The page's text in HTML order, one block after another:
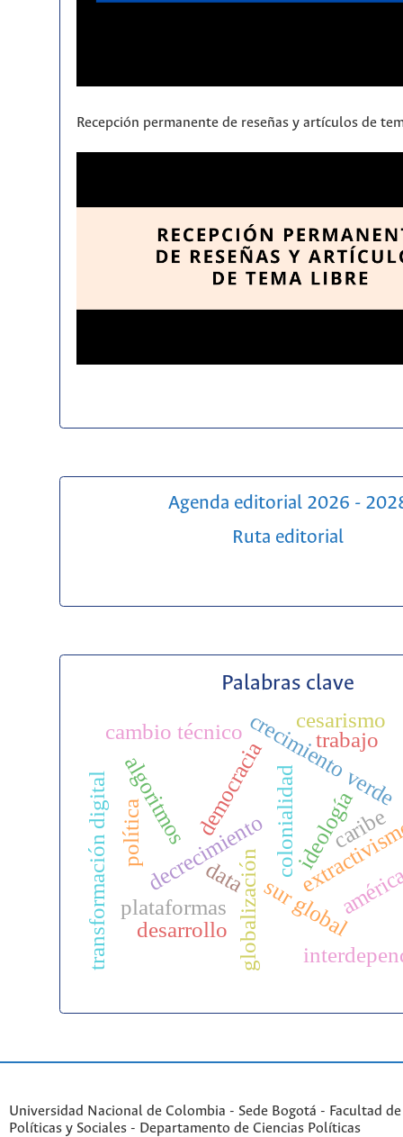
Recepción permanente de reseñas y artículos de
Agenda editorial 2026 -
Ruta editorial
Palabras clave
decrecimiento
sur global
colonialidad
crecimiento verde
globalización
ideología
democracia
cambio técnico trabajo
data
algoritmos
plataformas
política
transformación digital
cesarismo
desarrollo
caribe
Universidad Nacional de Colombia - Sede Bogotá - Facultad
Políticas y Sociales - Departamento de Ciencias Políticas